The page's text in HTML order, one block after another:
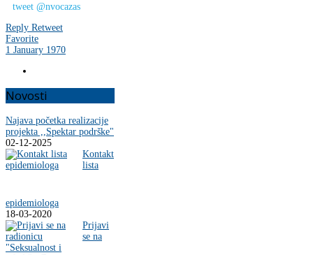
tweet @nvocazas
Reply Retweet
Favorite
1 January 1970
Novosti
Najava početka realizacije
projekta ,,Spektar podrške"
02-12-2025
Kontakt
lista
epidemiologa
18-03-2020
Prijavi
se na